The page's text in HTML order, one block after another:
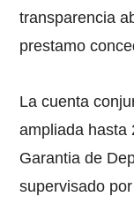
transparencia
prestamo
La cuenta
ampliada hasta
Garantia de
supervisado